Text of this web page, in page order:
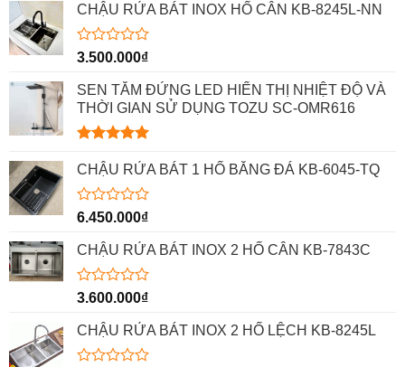
CHẬU RỬA BÁT INOX HỐ CÂN KB-8245L-NN
Được
hạng
0
5
sao
3.500.000₫
SEN TẮM ĐỨNG LED HIỂN THỊ NHIỆT ĐỘ VÀ
THỜI GIAN SỬ DỤNG TOZU SC-OMR616
hạng 5.00
CHẬU RỬA BÁT 1 HỐ BẰNG ĐÁ KB-6045-TQ
Được
hạng
0
5
6.450.000₫
CHẬU RỬA BÁT INOX 2 HỐ CÂN KB-7843C
Được
hạng
0
5
3.600.000₫
CHẬU RỬA BÁT INOX 2 HỐ LỆCH KB-8245L